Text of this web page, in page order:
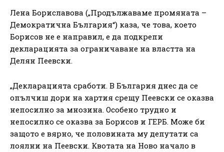
Лена Бориславова („Продължаваме промяната –
Демократична България“) каза, че това, което
Борисов не е направил, е да подкрепи
декларацията за ограничаване на властта на
Делян Пеевски.
„Декларацията сработи. В България днес да се
опълчиш дори на хартия срещу Пеевски се оказва
непосилно за мнозина. Особено трудно и
непосилно се оказва за Борисов и ГЕРБ. Може би
защото е вярно, че половината му депутати са
лоялни на Пеевски. Квотата на Ново начало в